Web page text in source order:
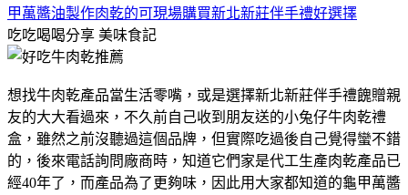
甲萬醬油製作肉乾的可現場購買新北新莊伴手禮好選擇
吃吃喝喝分享 美味食記
想找牛肉乾產品當生活零嘴，或是選擇新北新莊伴手禮餽贈親
友的大大看過來，不久前自己收到朋友送的小兔仔牛肉乾禮
盒，雖然之前沒聽過這個品牌，但實際吃過後自己覺得蠻不錯
的，後來電話詢問廠商時，知道它們家是代工生產肉乾產品已
經40年了，而產品為了更夠味，因此用大家都知道的龜甲萬醬